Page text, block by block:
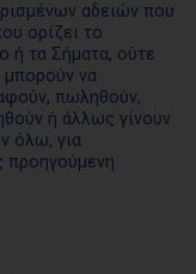
αδειών που
ορίζει το
ή τα Σήματα, ούτε
μπορούν να
πωληθούν,
ή άλλως γίνουν
όλω, για
προηγούμενη